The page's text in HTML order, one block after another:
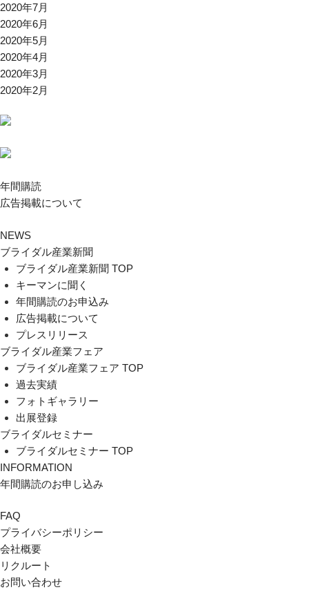
2020年7月
2020年6月
2020年5月
2020年4月
2020年3月
2020年2月
年間購読
広告掲載について
NEWS
ブライダル産業新聞
ブライダル産業新聞 TOP
キーマンに聞く
年間購読のお申込み
広告掲載について
プレスリリース
ブライダル産業フェア
ブライダル産業フェア TOP
過去実績
フォトギャラリー
出展登録
ブライダルセミナー
ブライダルセミナー TOP
INFORMATION
年間購読のお申し込み
FAQ
プライバシーポリシー
会社概要
リクルート
お問い合わせ